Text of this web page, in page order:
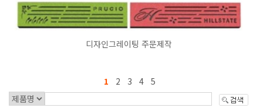
디자인그레이팅 주문제작
1 2 3 4 5